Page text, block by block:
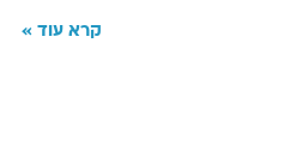
קרא עוד »